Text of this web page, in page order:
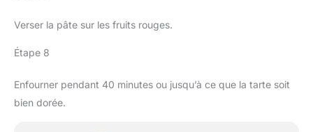
Verser la pâte sur les fruits rouges.
Étape 8
Enfourner pendant 40 minutes ou jusqu’à ce que la tarte soit
bien dorée.